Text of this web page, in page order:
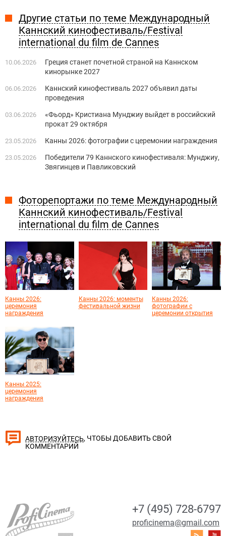
Другие статьи по теме Международный
Каннский кинофестиваль/Festival
international du film de Cannes
10.06.2026
Греция станет ​​почетной страной на Каннском
кинорынке 2027
06.06.2026
Каннский кинофестиваль 2027 объявил даты
проведения
03.06.2026
«Фьорд» Кристиана Мунджиу выйдет в российский
прокат 29 октября
23.05.2026 Канны 2026: фотографии с церемонии награждения
23.05.2026
Победители 79 Каннского кинофестиваля: Мунджиу,
Звягинцев и Павликовский
Фоторепортажи по теме Международный
Каннский кинофестиваль/Festival
international du film de Cannes
Канны 2026:
церемония
награждения
Канны 2026: моменты
фестивальной жизни
Канны 2026:
фотографии с
церемонии открытия
Канны 2025:
церемония
награждения
АВТОРИЗУЙТЕСЬ, ЧТОБЫ ДОБАВИТЬ СВОЙ
КОММЕНТАРИЙ
+7 (495) 728-6797
proficinema@gmail.com